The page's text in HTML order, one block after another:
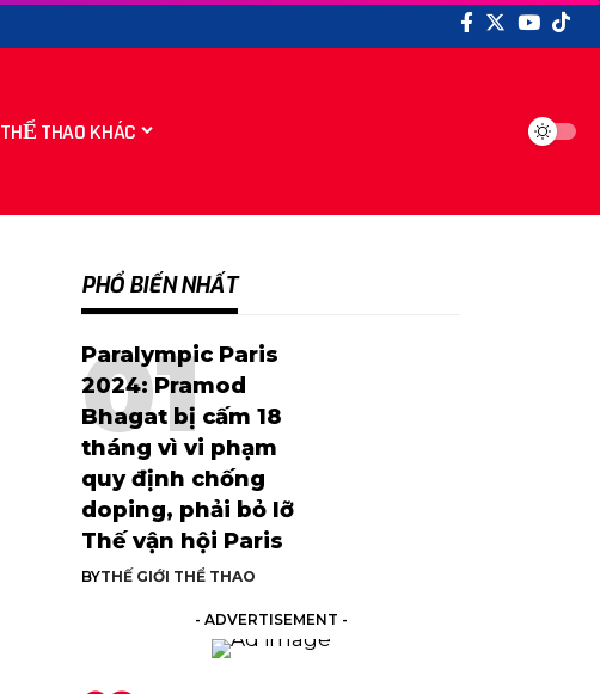
THAO KHÁC
PHỔ BIẾN NHẤT
Paralympic Paris
2024: Pramod
Bhagat bị cấm 18
tháng vì vi phạm
quy định chống
doping, phải bỏ lỡ
Thế vận hội Paris
BYTHẾ GIỚI THỂ THAO
- ADVERTISEMENT -